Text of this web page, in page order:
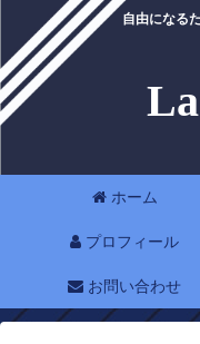
自由になる
ホーム
プロフィール
お問い合わせ